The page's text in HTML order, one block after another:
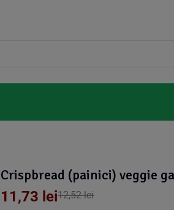
Crispbread (painici) veggie
12,52lei
11,73 lei